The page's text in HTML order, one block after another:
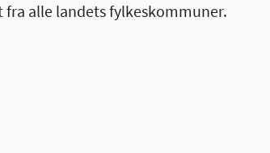
alle landets fylkeskommuner.